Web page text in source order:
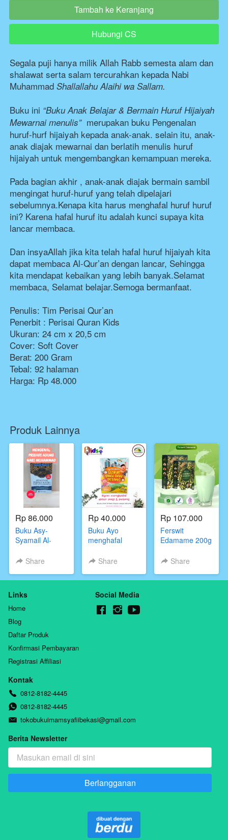
`
Tambah ke Keranjang
`Hubungi CS
Segala puji hanya milik Allah Rabb semesta alam dan
shalawat serta salam tercurahkan kepada Nabi
Muhammad Shallallahu Alaihi wa Sallam.
Buku ini “Buku Anak Belajar & Bermain Huruf Hijaiyah
Mewarnai menulis” merupakan buku Pengenalan
huruf-hurf hijaiyah kepada anak-anak. selain itu, anak-
anak diajak mewarnai dan berlatih menulis huruf
hijaiyah untuk mengembangkan kemampuan mereka.
Pada bagian akhir , anak-anak diajak bermain sambil
mengingat huruf-huruf yang telah dipelajari
sebelumnya.Kenapa kita harus menghafal huruf huruf
ini? Karena hafal huruf itu adalah kunci supaya kita
lancar membaca.
Dan insyaAllah jika kita telah hafal huruf hijaiyah kita
dapat membaca Al-Qur’an dengan lancar, Sehingga
kita mendapat kebaikan yang lebih banyak.Selamat
membaca, Selamat belajar.Semoga bermanfaat.
Penulis: Tim Perisai Qur’an
Penerbit : Perisai Quran Kids
Ukuran: 24 cm x 20,5 cm
Cover: Soft Cover
Berat: 200 Gram
Tebal: 92 halaman
Harga: Rp 48.000
Produk Lainnya
Rp 86.000
Buku Asy-
Syamail Al-
Mengenal
Nabi
Share
Rp 40.000
Buku Ayo
menghafal
petang
Share
Rp 107.000
Ferswit
Edamame 200g
Susu Herbal
Sendi Lutut &
Share
Links
Home
Blog
Daftar Produk
Konfirmasi Pembayaran
Registrasi Affiliasi
Social Media
Kontak
0812-8182-4445
0812-8182-4445
tokobukuimamsyafiibekasi@gmail.com
Berita Newsletter
`Berlangganan